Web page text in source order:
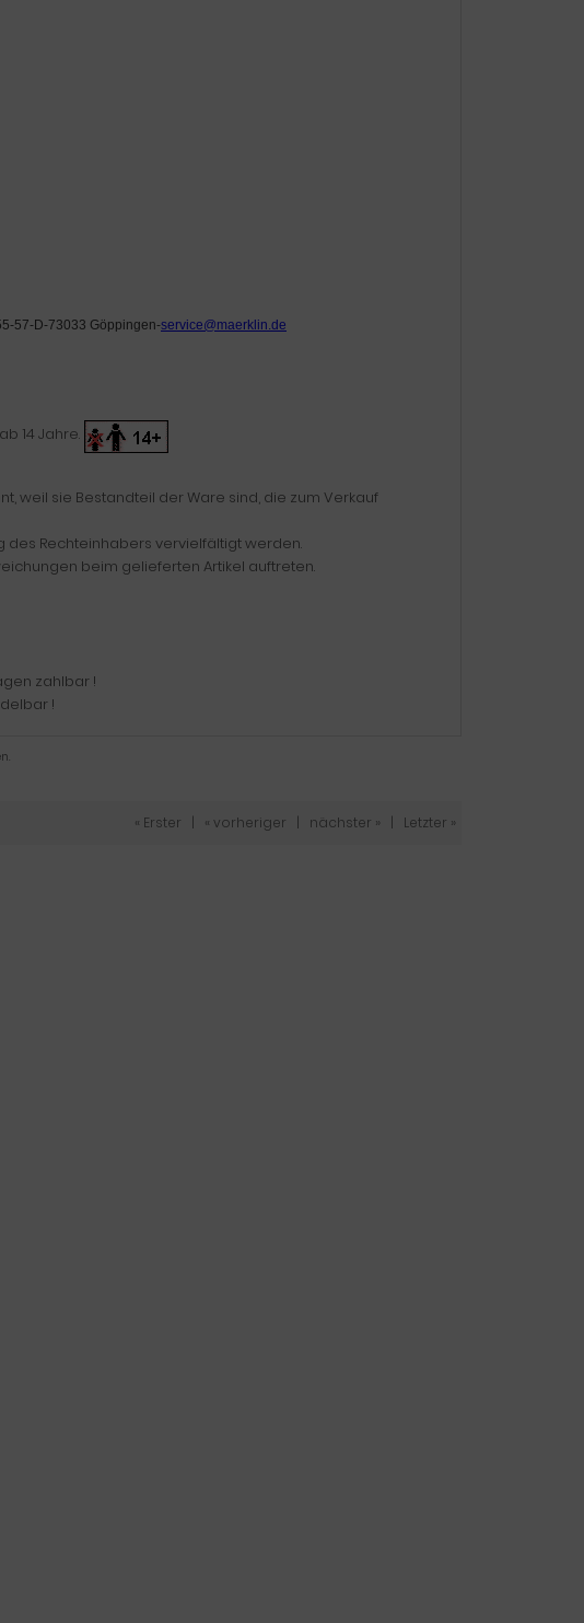
57-D-73033 Göppingen-service@maerklin.de
14 Jahre.
weil sie Bestandteil der Ware sind, die zum Verkauf
des Rechteinhabers vervielfältigt werden.
beim gelieferten Artikel auftreten.
zahlbar !
!
« Erster « vorheriger nächster » Letzter »